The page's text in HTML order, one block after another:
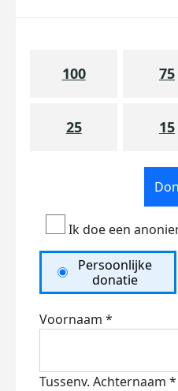
100 75
25 15
Ik doe een
Persoonlijke
donatie
Voornaam *
Tussenv. Achternaam *